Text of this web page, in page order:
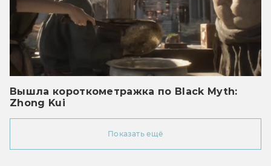
Вышла короткометражка по Black Myth:
Zhong Kui
Показать ещё